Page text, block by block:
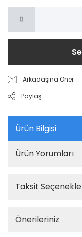
Arkadaşına Öner
Paylaş
Ürün Bilgisi
Ürün Yorumları
Taksit
Önerileriniz